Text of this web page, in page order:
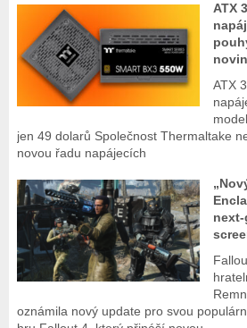
ATX
ATX
jen 49 dolarů Společnost Thermaltake
novou řadu napájecích
oznámila nový update pro svou